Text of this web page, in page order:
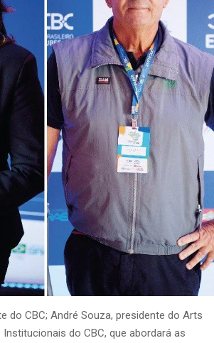
do CBC; André Souza, presidente do Arts
do CBC, que abordará as